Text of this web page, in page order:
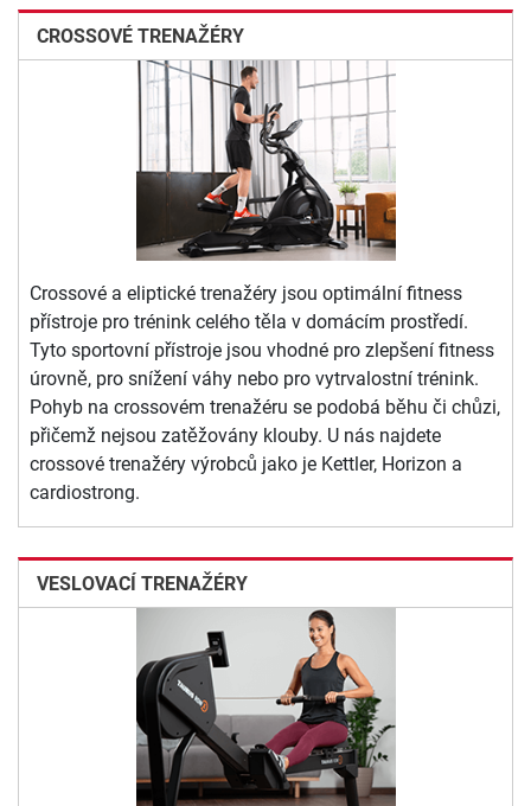
CROSSOVÉ TRENAŽÉRY
Crossové a eliptické trenažéry jsou optimální fitness
přístroje pro trénink celého těla v domácím prostředí.
Tyto sportovní přístroje jsou vhodné pro zlepšení fitness
úrovně, pro snížení váhy nebo pro vytrvalostní trénink.
Pohyb na crossovém trenažéru se podobá běhu či chůzi,
přičemž nejsou zatěžovány klouby. U nás najdete
crossové trenažéry výrobců jako je Kettler, Horizon a
cardiostrong.
VESLOVACÍ TRENAŽÉRY